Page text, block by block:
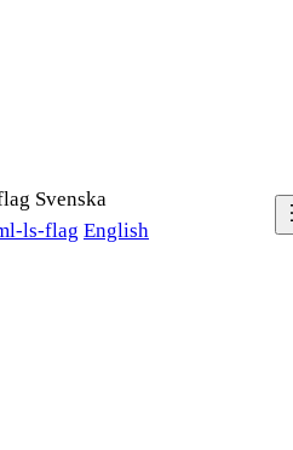
Svenska
English